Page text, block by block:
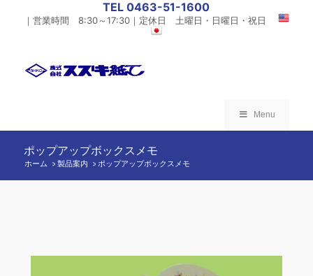
TEL 0463-51-1600
｜営業時間 8:30～17:30｜定休日 土曜日・日曜日・祝日
Menu
ポップアップボックスメモ
ホーム /
製品案内 /
ポップアップボックスメモ